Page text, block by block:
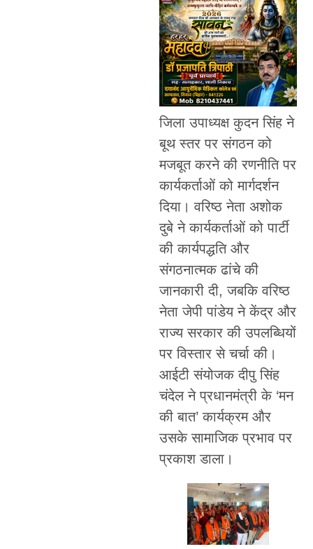
जिला उपाध्यक्ष कुदन सिंह ने
बूथ स्तर पर संगठन को
मजबूत करने की रणनीति पर
कार्यकर्ताओं को मार्गदर्शन
दिया। वरिष्ठ नेता अशोक
दुबे ने कार्यकर्ताओं को पार्टी
की कार्यपद्धति और
संगठनात्मक ढांचे की
जानकारी दी, जबकि वरिष्ठ
नेता जेपी पांडेय ने केंद्र और
राज्य सरकार की उपलब्धियों
पर विस्तार से चर्चा की।
आईटी संयोजक दीपु सिंह
चंदेल ने प्रधानमंत्री के ‘मन
की बात’ कार्यक्रम और
उसके सामाजिक प्रभाव पर
प्रकाश डाला।